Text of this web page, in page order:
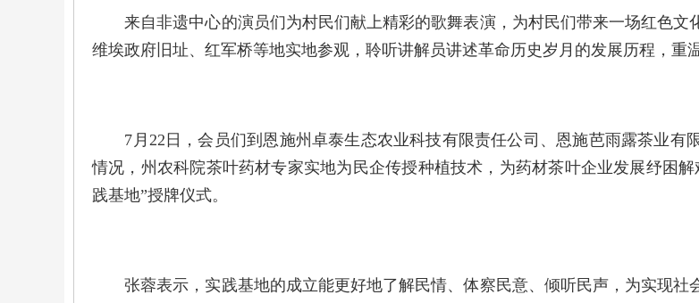
来自非遗中心的演员们为村民们献上精彩的歌舞表演，为村民们带来一场红色文
维埃政府旧址、红军桥等地实地参观，聆听讲解员讲述革命历史岁月的发展历程，重
7月22日，会员们到恩施州卓泰生态农业科技有限责任公司、恩施芭雨露茶业有
情况，州农科院茶叶药材专家实地为民企传授种植技术，为药材茶叶企业发展纾困
践基地”授牌仪式。
张蓉表示，实践基地的成立能更好地了解民情、体察民意、倾听民声，为实现社